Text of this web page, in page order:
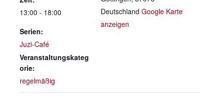
13:00 - 18:00
Serien:
Juzi-Café
Veranstaltungskateg
orie:
regelmäßig
Deutschland Google Karte
anzeigen